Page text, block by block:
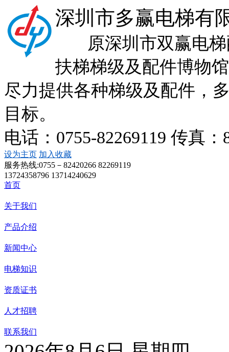
深圳市多赢电梯有
原深圳市双赢电梯
扶梯梯级及配件博物
尽力提供各种梯级及配件，
目标。
电话：0755-82269119 传真
设为主页 加入收藏
服务热线:0755－82420266 82269119
13724358796 13714240629
首页
关于我们
产品介绍
新闻中心
电梯知识
资质证书
人才招聘
联系我们